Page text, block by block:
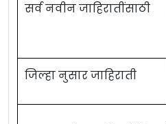
सर्व नवीन जाहिरातींसाठी
जिल्हा नुसार जाहिराती